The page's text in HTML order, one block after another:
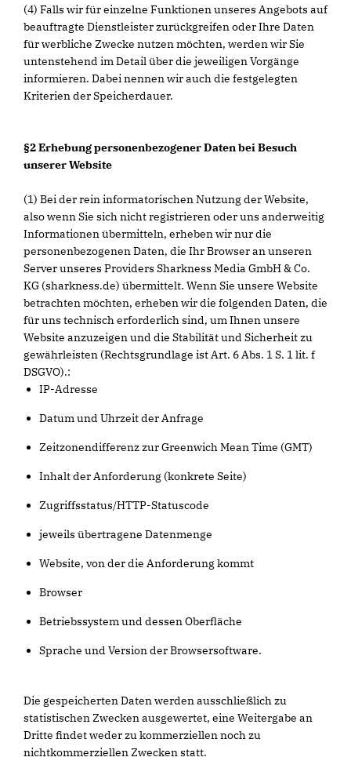
(4) Falls wir für einzelne Funktionen unseres Angebots auf
beauftragte Dienstleister zurückgreifen oder Ihre Daten
für werbliche Zwecke nutzen möchten, werden wir Sie
untenstehend im Detail über die jeweiligen Vorgänge
informieren. Dabei nennen wir auch die festgelegten
Kriterien der Speicherdauer.
§2 Erhebung personenbezogener Daten bei Besuch
unserer Website
(1) Bei der rein informatorischen Nutzung der Website,
also wenn Sie sich nicht registrieren oder uns anderweitig
Informationen übermitteln, erheben wir nur die
personenbezogenen Daten, die Ihr Browser an unseren
Server unseres Providers Sharkness Media GmbH & Co.
KG (sharkness.de) übermittelt. Wenn Sie unsere Website
betrachten möchten, erheben wir die folgenden Daten, die
für uns technisch erforderlich sind, um Ihnen unsere
Website anzuzeigen und die Stabilität und Sicherheit zu
gewährleisten (Rechtsgrundlage ist Art. 6 Abs. 1 S. 1 lit. f
DSGVO).:
IP-Adresse
Datum und Uhrzeit der Anfrage
Zeitzonendifferenz zur Greenwich Mean Time (GMT)
Inhalt der Anforderung (konkrete Seite)
Zugriffsstatus/HTTP-Statuscode
jeweils übertragene Datenmenge
Website, von der die Anforderung kommt
Browser
Betriebssystem und dessen Oberfläche
Sprache und Version der Browsersoftware.
Die gespeicherten Daten werden ausschließlich zu
statistischen Zwecken ausgewertet, eine Weitergabe an
Dritte findet weder zu kommerziellen noch zu
nichtkommerziellen Zwecken statt.